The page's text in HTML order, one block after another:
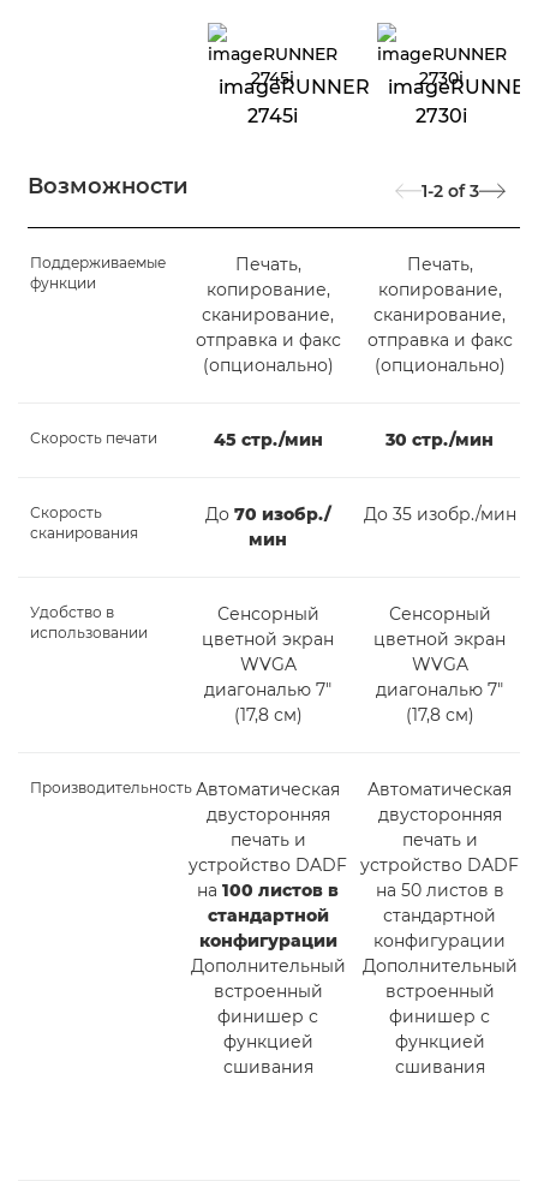
Возможности
imageRUNNER
2745i
imageRUNNER
2730i
1-2 of 3
Поддерживаемые
функции
Печать,
копирование,
сканирование,
отправка и факс
(опционально)
Печать,
копирование,
сканирование,
отправка и факс
(опционально)
Скорость печати 45 стр./мин 30 стр./мин
Скорость
сканирования
До 70 изобр./
мин
До 35 изобр./мин
Удобство в
использовании
Сенсорный
цветной экран
WVGA
диагональю 7"
(17,8 см)
Сенсорный
цветной экран
WVGA
диагональю 7"
(17,8 см)
Производительность Автоматическая
двусторонняя
печать и
устройство DADF
на100 листов в
стандартной
конфигурации
Дополнительный
встроенный
финишер с
функцией
сшивания
Автоматическая
двусторонняя
печать и
устройство DADF
на 50 листов в
стандартной
конфигурации
Дополнительный
встроенный
финишер с
функцией
сшивания